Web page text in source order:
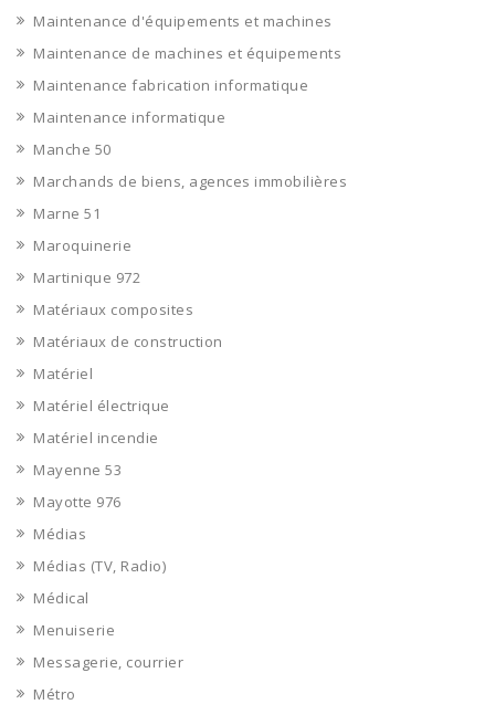
Maintenance d'équipements et machines
Maintenance de machines et équipements
Maintenance fabrication informatique
Maintenance informatique
Manche 50
Marchands de biens, agences immobilières
Marne 51
Maroquinerie
Martinique 972
Matériaux composites
Matériaux de construction
Matériel
Matériel électrique
Matériel incendie
Mayenne 53
Mayotte 976
Médias
Médias (TV, Radio)
Médical
Menuiserie
Messagerie, courrier
Métro